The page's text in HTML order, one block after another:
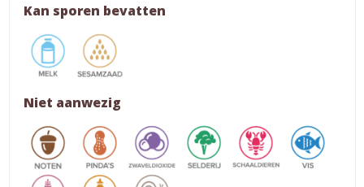
Kan sporen bevatten
Niet aanwezig